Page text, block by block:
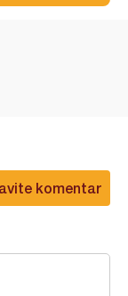
komentar